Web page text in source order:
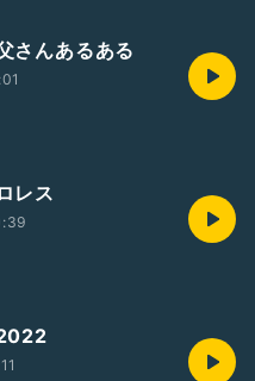
さんあるある
レス